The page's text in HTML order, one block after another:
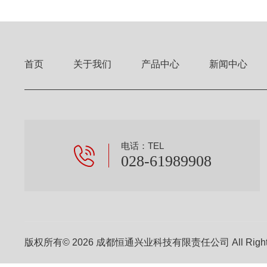
首页 关于我们 产品中心 新闻中心
电话：TEL
028-61989908
版权所有© 2026 成都恒通兴业科技有限责任公司 All